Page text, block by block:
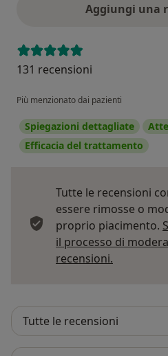
Aggiungi una
131 recensioni
Più menzionato dai pazienti
Spiegazioni dettagliate
Efficacia del trattamento
Tutte le recensioni
essere rimosse o
proprio piacimento.
il processo di
recensioni.